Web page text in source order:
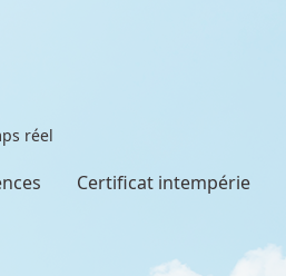
réel
Certificat intempérie